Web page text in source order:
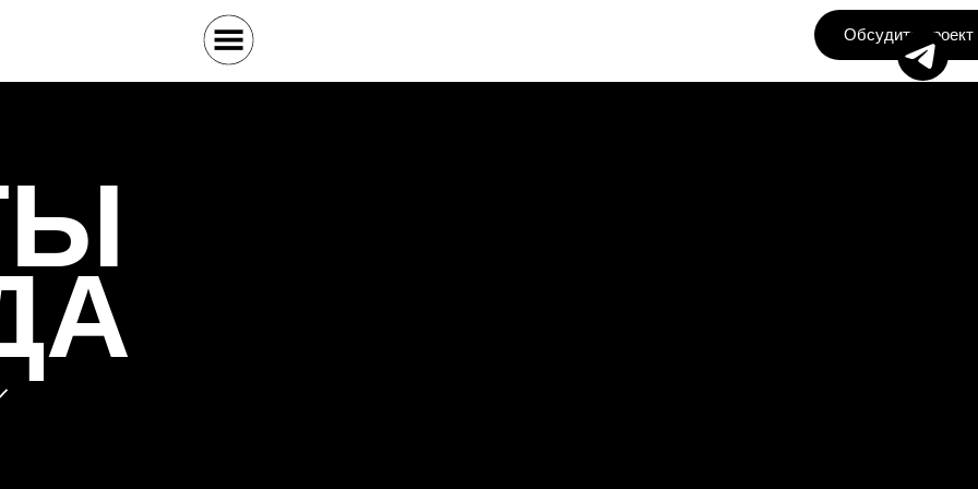
Обсудить проект